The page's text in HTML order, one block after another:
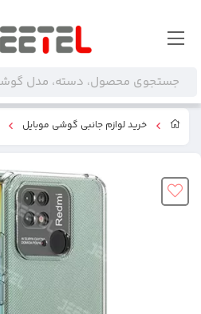
خرید لوازم جانبی گوشی موبایل